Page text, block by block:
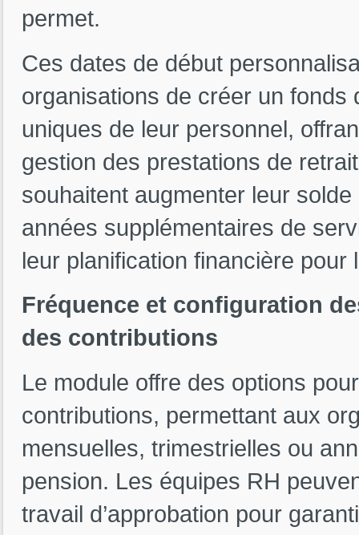
permet.
Ces dates de début
organisations de créer un
uniques de leur personnel,
gestion des prestations de
souhaitent augmenter leur
années supplémentaires de
leur planification financière pour
Fréquence et configuration
des contributions
Le module offre des options
contributions, permettant aux
mensuelles, trimestrielles ou
pension. Les équipes RH
travail d’approbation pour